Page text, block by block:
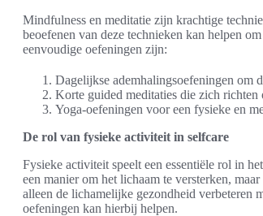
Mindfulness en meditatie zijn krachtige
beoefenen van deze technieken kan helpen
eenvoudige oefeningen zijn:
Dagelijkse ademhalingsoefeningen om
Korte guided meditaties die zich richten
Yoga-oefeningen voor een fysieke en
De rol van fysieke activiteit in selfcare
Fysieke activiteit speelt een essentiële rol in
een manier om het lichaam te versterken,
alleen de lichamelijke gezondheid verbeteren
oefeningen kan hierbij helpen.